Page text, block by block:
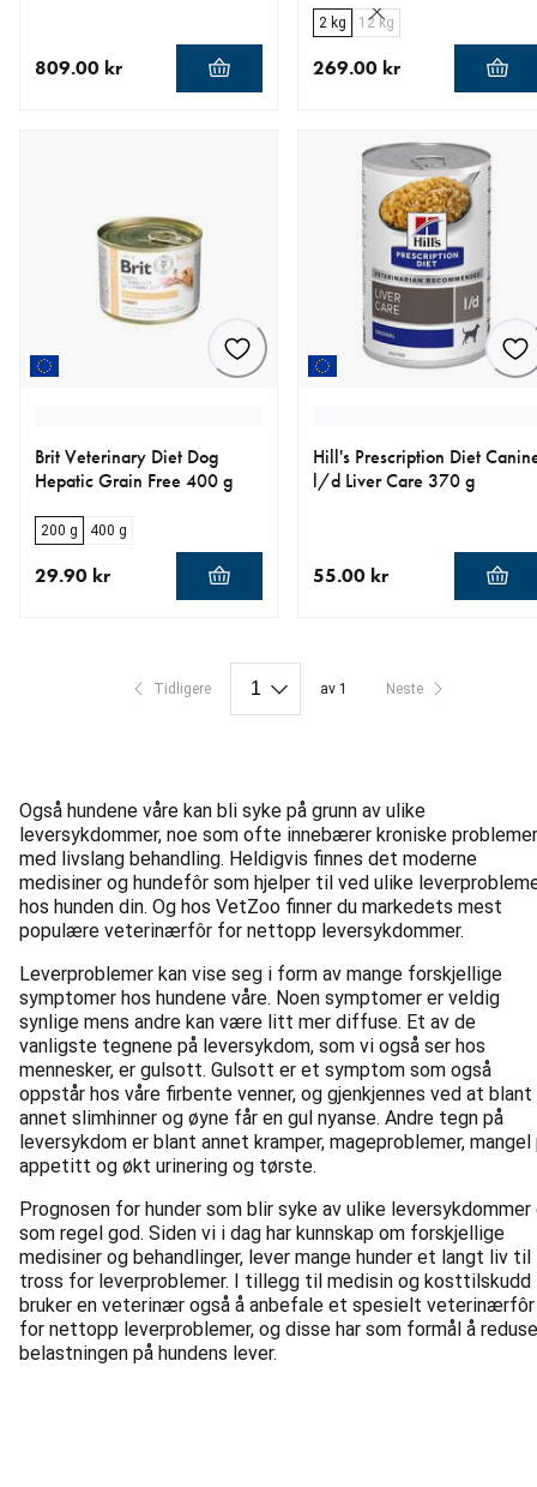
809.00 kr
2 kg 12 kg
269.00 kr
Brit Veterinary Diet Dog
Hepatic Grain Free 400 g
200 g 400 g
29.90 kr
Hill's Prescription Diet
l/d Liver Care 370 g
55.00 kr
Tidligere av 1 Neste
Også hundene våre kan bli syke på grunn av ulike
leversykdommer, noe som ofte innebærer kroniske problemer
med livslang behandling. Heldigvis finnes det moderne
medisiner og hundefôr som hjelper til ved ulike
hos hunden din. Og hos VetZoo finner du markedets mest
populære veterinærfôr for nettopp leversykdommer.
Leverproblemer kan vise seg i form av mange forskjellige
symptomer hos hundene våre. Noen symptomer er veldig
synlige mens andre kan være litt mer diffuse. Et av de
vanligste tegnene på leversykdom, som vi også ser hos
mennesker, er gulsott. Gulsott er et symptom som også
oppstår hos våre firbente venner, og gjenkjennes ved at blant
annet slimhinner og øyne får en gul nyanse. Andre tegn på
leversykdom er blant annet kramper, mageproblemer, mangel
appetitt og økt urinering og tørste.
Prognosen for hunder som blir syke av ulike leversykdommer
som regel god. Siden vi i dag har kunnskap om forskjellige
medisiner og behandlinger, lever mange hunder et langt liv til
tross for leverproblemer. I tillegg til medisin og kosttilskudd
bruker en veterinær også å anbefale et spesielt veterinærfôr
for nettopp leverproblemer, og disse har som formål å
belastningen på hundens lever.